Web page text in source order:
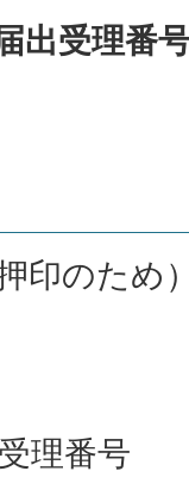
出受理番
印のため
理番号